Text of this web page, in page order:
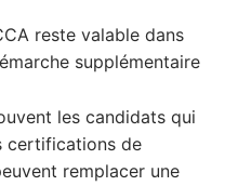
reste valable dans
supplémentaire
les candidats qui
certifications de
remplacer une